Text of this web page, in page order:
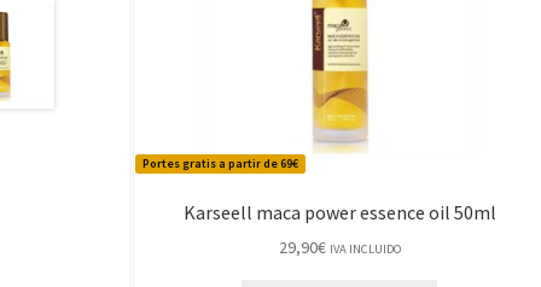
Portes gratis a partir de 69€
Karseell maca power essence oil 50ml
29,90€ IVA INCLUIDO